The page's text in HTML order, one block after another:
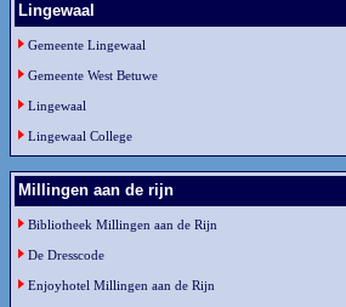
Lingewaal
Gemeente Lingewaal
Gemeente West Betuwe
Lingewaal
Lingewaal College
Millingen aan de rijn
Bibliotheek Millingen aan de Rijn
De Dresscode
Enjoyhotel Millingen aan de Rijn